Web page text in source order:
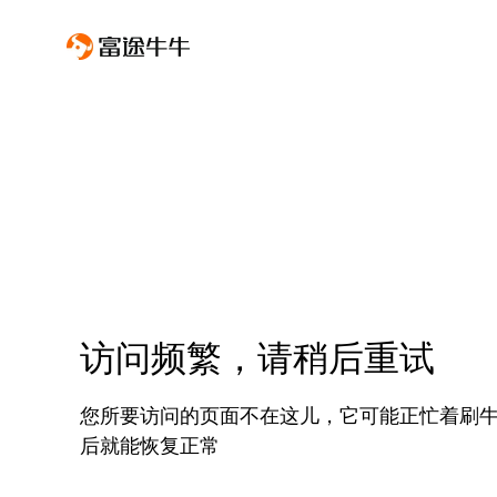
访问频繁，请稍后重试
您所要访问的页面不在这儿，它可能正忙着刷
后就能恢复正常